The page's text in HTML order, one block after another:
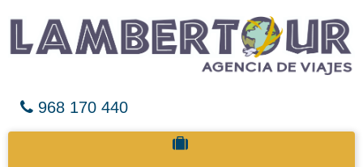
968 170 440